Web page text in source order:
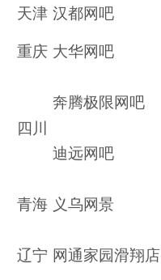
天津 汉都网吧
重庆 大华网吧
四川
奔腾极限网吧
迪远网吧
青海 义乌网景
辽宁 网通家园滑翔店